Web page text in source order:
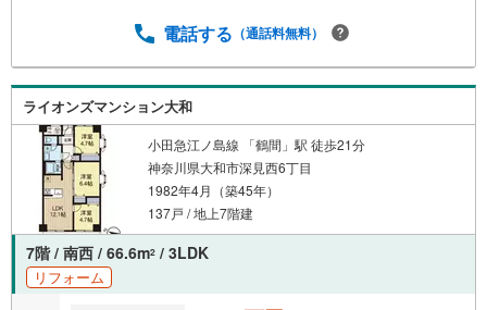
現地/物件見学（30分～）〇周辺環境のご紹介（30分～）■
設計致します。私達は様々なご要望にお応え致します！
【コロナウイルス予防対策実施中】〇ご入店時の検温とア
ルコール除菌を設置しております〇接客ブースでは、お席
の間隔を通常より広くお取りします〇全営業車に乗降車時
の消毒、除菌シート等を常備しております〇物件見学用に
使い捨てスリッパ・使い捨て手袋をご用意します。
電話する （通話料無料）
ライオンズマンション大和
小田急江ノ島線 「鶴間」駅 徒歩21分
神奈川県大和市深見西6丁目
1982年4月（築45年）
137戸 / 地上7階建
7階 / 南西 / 66.6m2 / 3LDK
リフォーム